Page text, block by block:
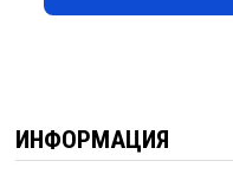
ИНФОРМАЦИЯ